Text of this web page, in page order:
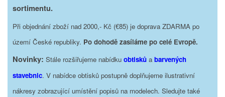
sortimentu.
Při objednání zboží nad 2000,- Kč (€85) je doprava ZDARMA po
území České republiky. Po dohodě zasíláme po celé Evropě.
Novinky: Stále rozšiřujeme nabídku obtisků a barvených
stavebnic. V nabídce obtisků postupně doplňujeme ilustrativní
nákresy zobrazující umístění popisů na modelech. Sledujte také